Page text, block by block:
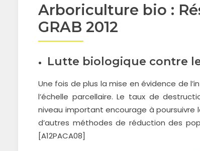
Arboriculture bio :
GRAB 2012
Lutte biologique contre
Une fois de plus la mise en évidence de
l’échelle parcellaire. Le taux de
niveau important encourage à
d’autres méthodes de réduction des
[A12PACA08]